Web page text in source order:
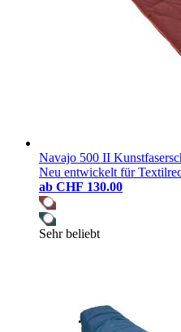
Navajo 500 II
Neu entwickelt für
ab CHF 130.00
Sehr beliebt